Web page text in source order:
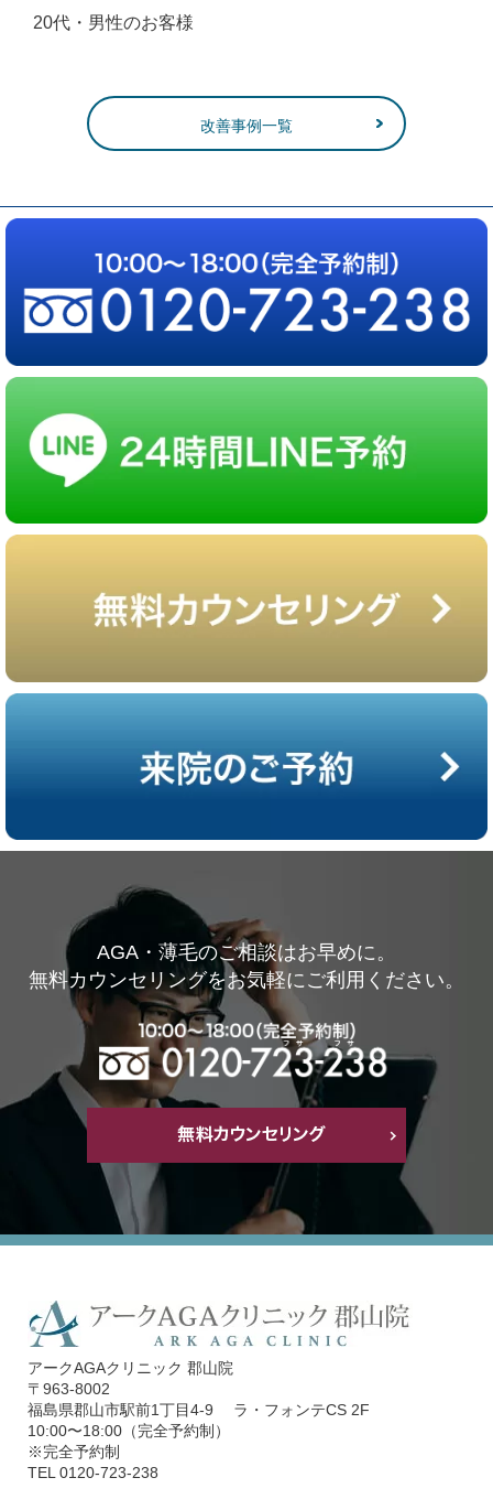
20代・男性のお客様
改善事例一覧
AGA・薄毛のご相談はお早めに。
無料カウンセリングをお気軽にご利用ください。
アークAGAクリニック 郡山院
〒963-8002
福島県郡山市駅前1丁目4-9 ラ・フォンテCS 2F
10:00〜18:00（完全予約制）
※完全予約制
TEL 0120-723-238